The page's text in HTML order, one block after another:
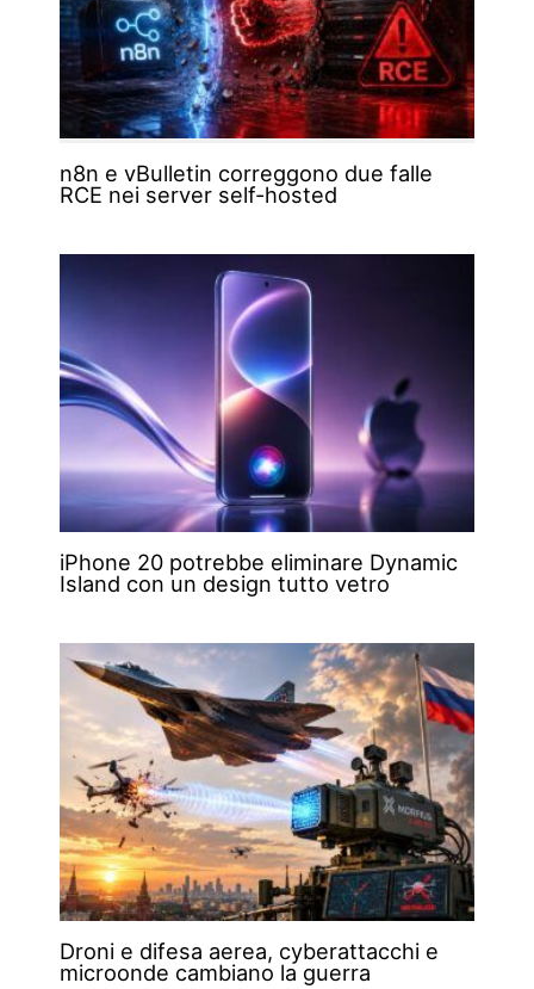
n8n e vBulletin correggono due falle
RCE nei server self-hosted
iPhone 20 potrebbe eliminare Dynamic
Island con un design tutto vetro
Droni e difesa aerea, cyberattacchi e
microonde cambiano la guerra